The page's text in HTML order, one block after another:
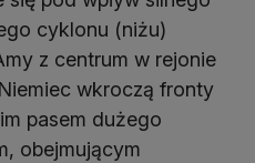
cyklonu (niżu)
z centrum w rejonie
wkroczą fronty
pasem dużego
obejmującym